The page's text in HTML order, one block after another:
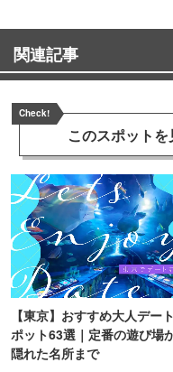
関連記事
Check!
このスポット
【東京】おすすめ大人デー
ポット63選｜定番の遊び場
隠れた名所まで